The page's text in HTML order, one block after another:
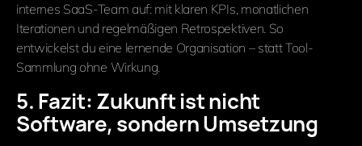
internes SaaS-Team auf: mit klaren KPIs, monatlichen
Iterationen und regelmäßigen Retrospektiven. So
entwickelst du eine lernende Organisation – statt Tool-
Sammlung ohne Wirkung.
5. Fazit: Zukunft ist nicht
Software, sondern Umsetzung